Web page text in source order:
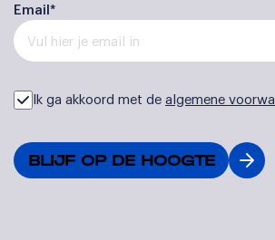
Email*
Ik ga akkoord met de algemene